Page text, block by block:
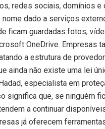
redes sociais, domínios e
nome dado a serviços
ficam guardadas fotos,
OneDrive. Empresas
a estrutura de
ainda não existe uma lei
especialista em
significa que, se ninguém
a continuar
já oferecem